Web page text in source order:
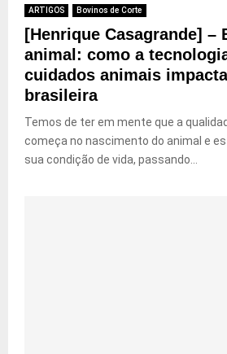
ARTIGOS Bovinos de Corte
[Henrique Casagrande] –
animal: como a
cuidados animais
brasileira
Temos de ter em mente que a
começa no nascimento do animal e
sua condição de vida, passando...